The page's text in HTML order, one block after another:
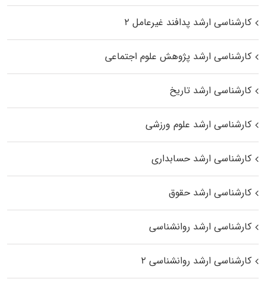
کارشناسی ارشد پدافند غیرعامل ۲
کارشناسی ارشد پژوهش علوم اجتماعی
کارشناسی ارشد تاریخ
کارشناسی ارشد علوم ورزشی
کارشناسی ارشد حسابداری
کارشناسی ارشد حقوق
کارشناسی ارشد روانشناسی
کارشناسی ارشد روانشناسی ۲